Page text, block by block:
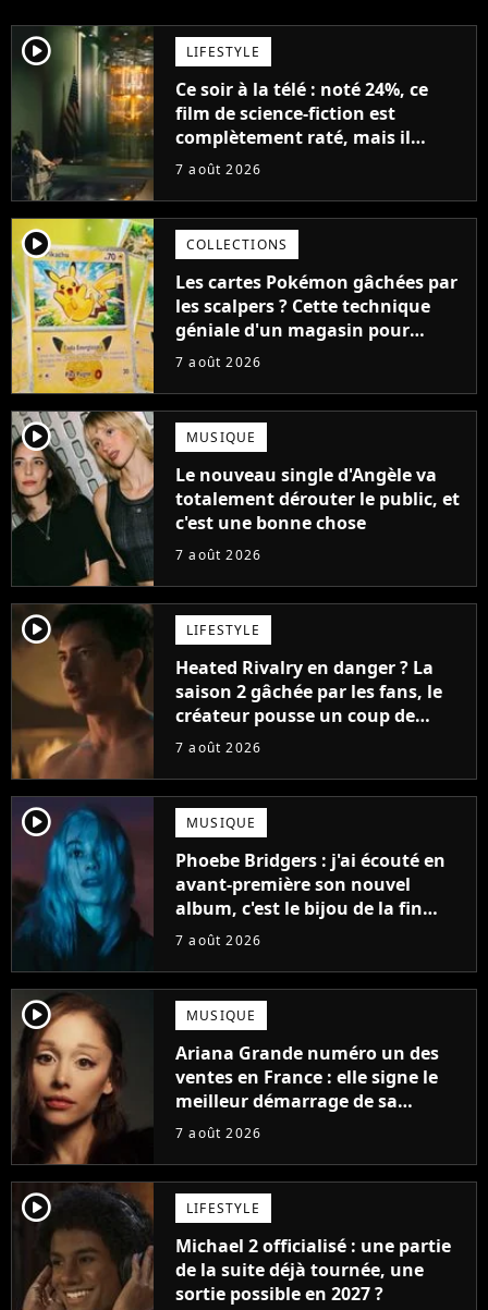
player2 LIFESTYLE
Ce soir à la télé : noté 24%, ce
film de science-fiction est
complètement raté, mais il
aurait pu être encore pire à
7 août 2026
player2 COLLECTIONS
Les cartes Pokémon gâchées par
les scalpers ? Cette technique
géniale d'un magasin pour
ruiner les revendeurs
7 août 2026
player2 MUSIQUE
Le nouveau single d'Angèle va
totalement dérouter le public, et
c'est une bonne chose
7 août 2026
player2 LIFESTYLE
Heated Rivalry en danger ? La
saison 2 gâchée par les fans, le
créateur pousse un coup de
gueule
7 août 2026
player2 MUSIQUE
Phoebe Bridgers : j'ai écouté en
avant-première son nouvel
album, c'est le bijou de la fin
d'été
7 août 2026
player2 MUSIQUE
Ariana Grande numéro un des
ventes en France : elle signe le
meilleur démarrage de sa
carrière avec son album Petal
7 août 2026
player2 LIFESTYLE
Michael 2 officialisé : une partie
de la suite déjà tournée, une
sortie possible en 2027 ?